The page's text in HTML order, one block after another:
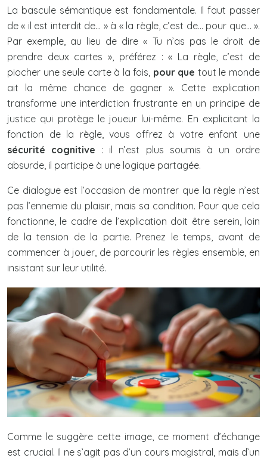
La bascule sémantique est fondamentale. Il faut passer
de « il est interdit de… » à « la règle, c’est de… pour que… ».
Par exemple, au lieu de dire « Tu n’as pas le droit de
prendre deux cartes », préférez : « La règle, c’est de
piocher une seule carte à la fois, pour que tout le monde
ait la même chance de gagner ». Cette explication
transforme une interdiction frustrante en un principe de
justice qui protège le joueur lui-même. En explicitant la
fonction de la règle, vous offrez à votre enfant une
sécurité cognitive : il n’est plus soumis à un ordre
absurde, il participe à une logique partagée.
Ce dialogue est l’occasion de montrer que la règle n’est
pas l’ennemie du plaisir, mais sa condition. Pour que cela
fonctionne, le cadre de l’explication doit être serein, loin
de la tension de la partie. Prenez le temps, avant de
commencer à jouer, de parcourir les règles ensemble, en
insistant sur leur utilité.
Comme le suggère cette image, ce moment d’échange
est crucial. Il ne s’agit pas d’un cours magistral, mais d’un